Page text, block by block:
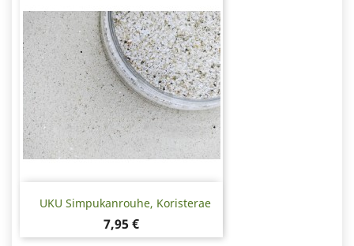
UKU Simpukanrouhe, Koristerae
Hinta
7,95 €